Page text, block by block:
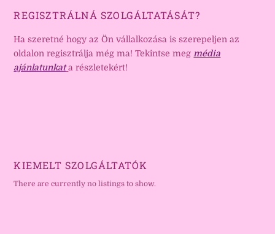
REGISZTRÁLNÁ SZOLGÁLTATÁSÁT?
Ha szeretné hogy az Ön vállalkozása is szerepeljen az
oldalon regisztrálja még ma! Tekintse megmédia
ajánlatunkat a részletekért!
KIEMELT SZOLGÁLTATÓK
There are currently no listings to show.